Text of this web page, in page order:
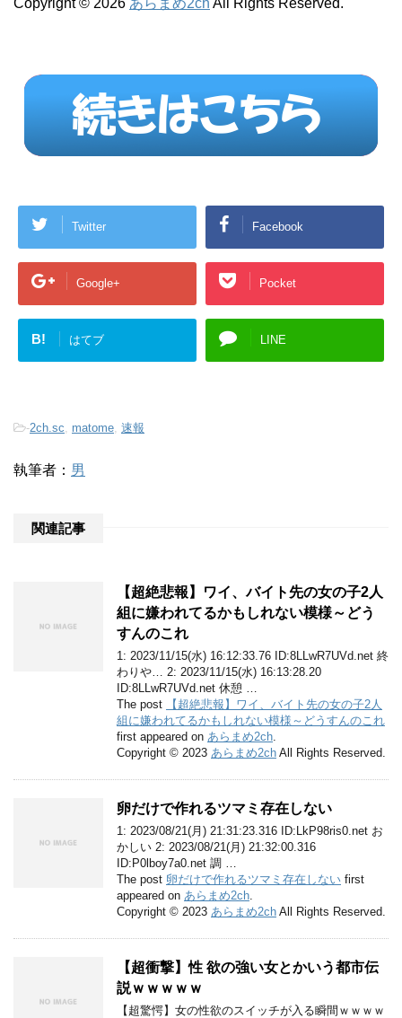
Twitter Facebook
Google+ Pocket
B! はてブ LINE
-2ch.sc matome 速報
執筆者： 男
関連記事
【超絶悲報】ワイ、バイト先の女の子2人
組に嫌われてるかもしれない模様～どう
すんのこれ
1: 2023/11/15(水) 16:12:33.76 ID:8LLwR7UVd.net 終
わりや… 2: 2023/11/15(水) 16:13:28.20
ID:8LLwR7UVd.net 休憩 …
The post
【超絶悲報】ワイ、バイト先の女の子2人
組に嫌われてるかもしれない模様～どうすんのこれ
first appeared on あらまめ2ch
Copyright © 2023 あらまめ2ch All Rights Reserved.
卵だけで作れるツマミ存在しない
1: 2023/08/21(月) 21:31:23.316 ID:LkP98ris0.net お
かしい 2: 2023/08/21(月) 21:32:00.316
ID:P0lboy7a0.net 調 …
The post 卵だけで作れるツマミ存在しない first
appeared on あらまめ2ch
Copyright © 2023 あらまめ2ch All Rights Reserved.
【超衝撃】性 欲の強い女とかいう都市伝
説ｗｗｗｗｗ
【超驚愕】女の性欲のスイッチが入る瞬間ｗｗｗｗ